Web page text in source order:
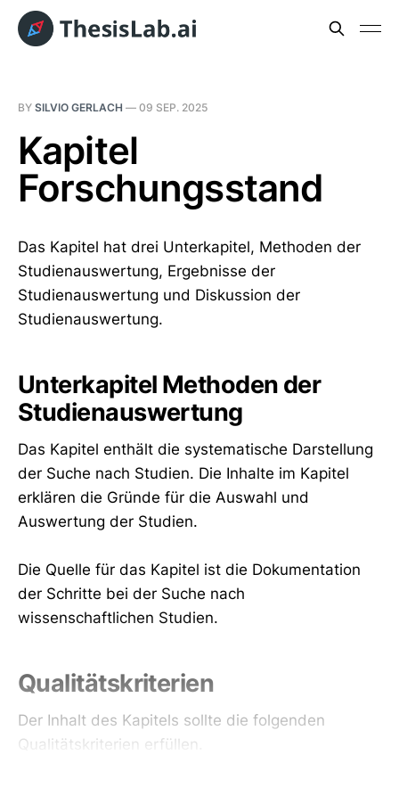
BY SILVIO GERLACH — 09 SEP. 2025
Kapitel
Forschungsstand
Das Kapitel hat drei Unterkapitel, Methoden der
Studienauswertung, Ergebnisse der
Studienauswertung und Diskussion der
Studienauswertung.
Unterkapitel Methoden der
Studienauswertung
Das Kapitel enthält die systematische Darstellung
der Suche nach Studien. Die Inhalte im Kapitel
erklären die Gründe für die Auswahl und
Auswertung der Studien.
Die Quelle für das Kapitel ist die Dokumentation
der Schritte bei der Suche nach
wissenschaftlichen Studien.
Qualitätskriterien
Der Inhalt des Kapitels sollte die folgenden
Qualitätskriterien erfüllen.